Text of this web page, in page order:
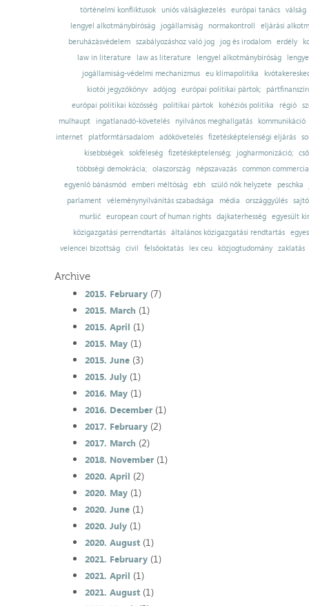
történelmi konfliktusok uniós válságkezelés európai tanács válság
lengyel alkotmánybíróság
jogállamiság normakontroll
eljárási
beruházásvédelem
szabályozáshoz való jog jog és irodalom erdély
law in literature
law as literature lengyel alkotmánybíróság
jogállamiság-védelmi mechanizmus
eu klímapolitika
kiotói jegyzőkönyv adójog európai politikai pártok;
európai politikai közösség
politikai pártok kohéziós politika régió
mulhaupt
ingatlanadó-követelés nyilvános meghallgatás
kommunikáció
internet
platformtársadalom adókövetelés fizetésképtelenségi eljárás
kisebbségek sokféleség fizetésképtelenség; jogharmonizáció;
többségi demokrácia; olaszország népszavazás common
egyenlő bánásmód emberi méltóság ebh szülő nők helyzete
peschka
parlament
véleménynyilvánítás szabadsága média országgyűlés
muršić
european court of human rights dajkaterhesség
egyesült
közigazgatási perrendtartás
általános közigazgatási rendtartás
velencei bizottság
civil felsőoktatás lex ceu közjogtudomány zaklatás
Archive
2015. February(7)
2015. March (1)
2015. April (1)
2015. May(1)
2015. June(3)
2015. July(1)
2016. May(1)
2016. December(1)
2017. February(2)
2017. March (2)
2018. November(1)
2020. April (2)
2020. May(1)
2020. June(1)
2020. July(1)
2020. August(1)
2021. February(1)
2021. April (1)
2021. August(1)